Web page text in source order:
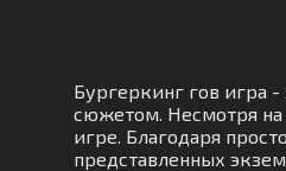
Бургеркинг гов игра
сюжетом. Несмотря на
игре. Благодаря
представленных